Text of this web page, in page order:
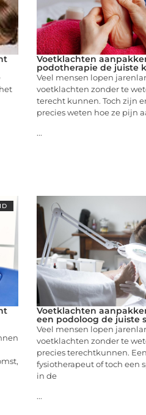
Voetklachten
podotherapie de juiste
Veel mensen lopen
voetklachten zonder te
terecht kunnen. Toch zijn
precies weten hoe ze pijn
...
Voetklachten
een podoloog de juiste
Veel mensen lopen
voetklachten zonder te
precies terechtkunnen.
fysiotherapeut of toch een
in de
...